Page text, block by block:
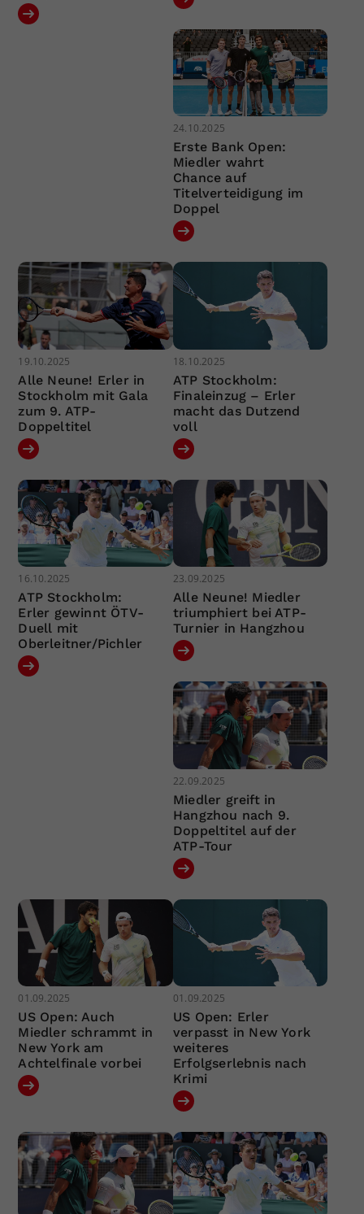
24.10.2025
Erste Bank Open:
Miedler wahrt
Chance auf
Titelverteidigung im
Doppel
19.10.2025
Alle Neune! Erler in
Stockholm mit Gala
zum 9. ATP-
Doppeltitel
18.10.2025
ATP Stockholm:
Finaleinzug – Erler
macht das Dutzend
voll
16.10.2025
ATP Stockholm:
Erler gewinnt ÖTV-
Duell mit
Oberleitner/Pichler
23.09.2025
Alle Neune! Miedler
triumphiert bei ATP-
Turnier in Hangzhou
22.09.2025
Miedler greift in
Hangzhou nach 9.
Doppeltitel auf der
ATP-Tour
01.09.2025
US Open: Auch
Miedler schrammt in
New York am
Achtelfinale vorbei
01.09.2025
US Open: Erler
verpasst in New York
weiteres
Erfolgserlebnis nach
Krimi